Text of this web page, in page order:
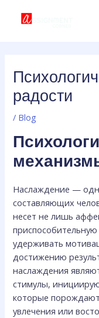
радости
/ Blog
Наслаждение —
составляющих
несет не лишь
удерживать
достижению
наслаждения
стимулы,
которые
увлечения или